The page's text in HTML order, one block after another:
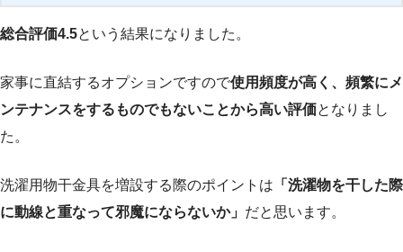
総合評価4.5という結果になりました。
家事に直結するオプションですので使用頻度が高く、頻繁にメ
ンテナンスをするものでもないことから高い評価となりまし
た。
洗濯用物干金具を増設する際のポイントは 「洗濯物を干した際
に動線と重なって邪魔にならないか」 だと思います。